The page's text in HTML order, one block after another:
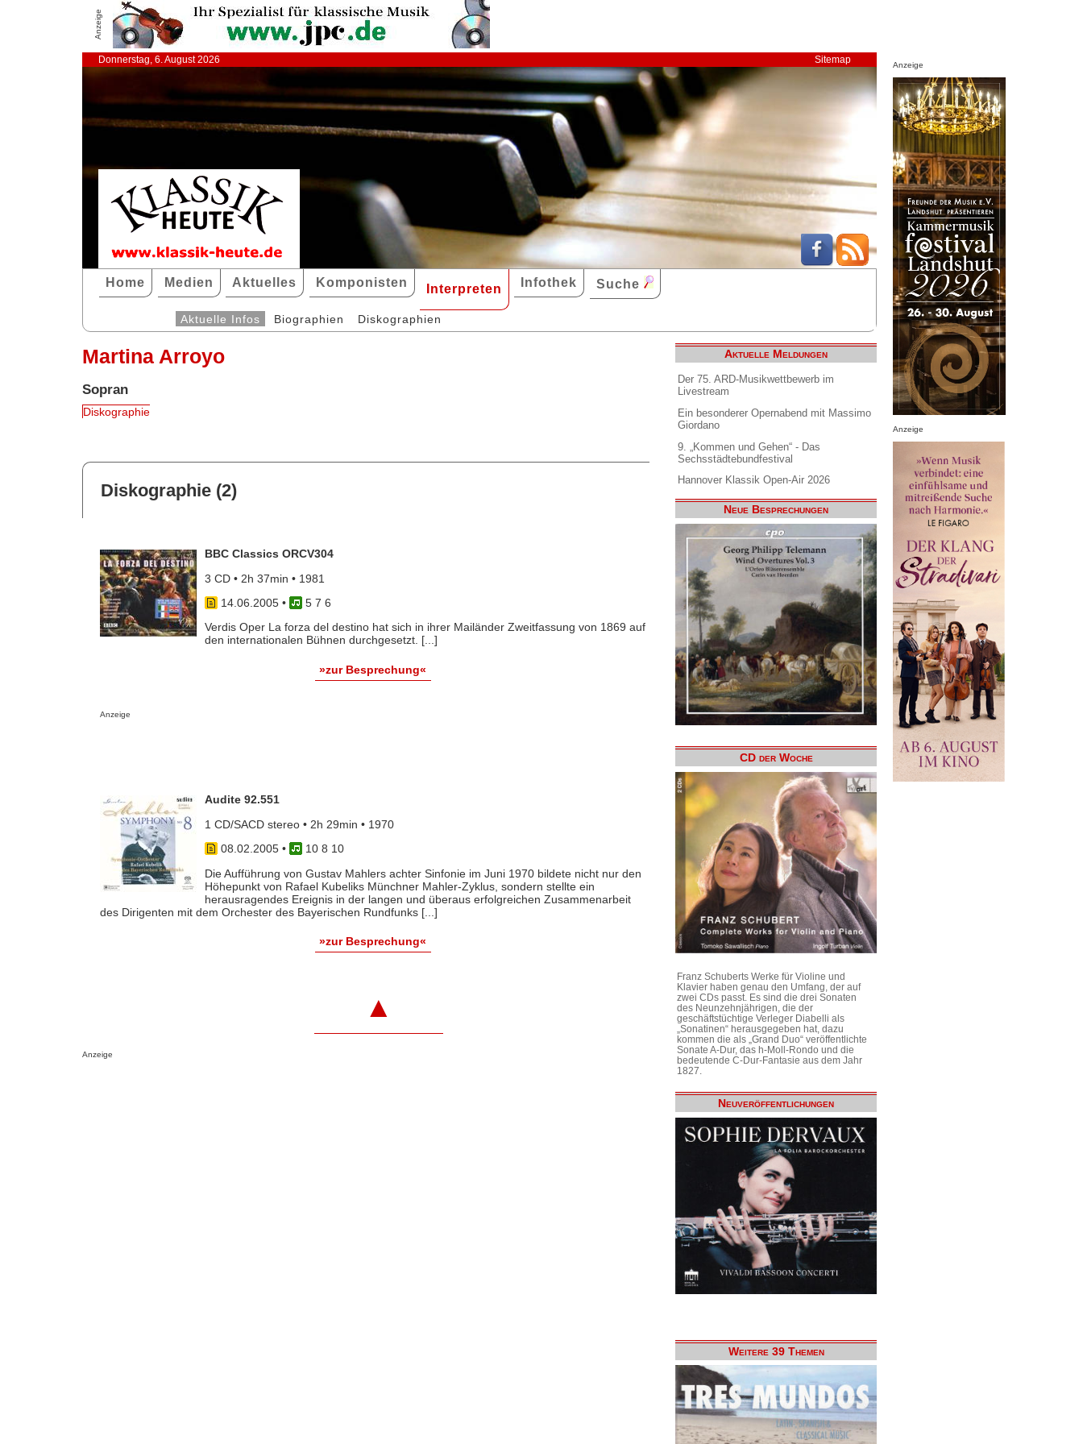
Anzeige
Donnerstag, 6. August 2026 Sitemap
Home Medien Aktuelles Komponisten Interpreten Infothek Suche
Aktuelle Infos Biographien Diskographien
Martina Arroyo
Sopran
Diskographie
Diskographie (2)
BBC Classics ORCV304
3 CD • 2h 37min • 1981
14.06.2005•
5 7 6
Verdis Oper La forza del destino hat sich in ihrer Mailänder Zweitfassung von 1869 auf
den internationalen Bühnen durchgesetzt. [...]
»zur Besprechung«
Anzeige
Audite 92.551
1 CD/SACD stereo • 2h 29min • 1970
08.02.2005•
10 8 10
Die Aufführung von Gustav Mahlers achter Sinfonie im Juni 1970 bildete nicht nur den
Höhepunkt von Rafael Kubeliks Münchner Mahler-Zyklus, sondern stellte ein
herausragendes Ereignis in der langen und überaus erfolgreichen Zusammenarbeit
des Dirigenten mit dem Orchester des Bayerischen Rundfunks [...]
»zur Besprechung«
▲
Anzeige
Aktuelle Meldungen
Der 75. ARD-Musikwettbewerb im
Livestream
Ein besonderer Opernabend mit Massimo
Giordano
9. „Kommen und Gehen“ - Das
Sechsstädtebundfestival
Hannover Klassik Open-Air 2026
Neue Besprechungen
CD der Woche
Franz Schuberts Werke für Violine und
Klavier haben genau den Umfang, der auf
zwei CDs passt. Es sind die drei Sonaten
des Neunzehnjährigen, die der
geschäftstüchtige Verleger Diabelli als
„Sonatinen“ herausgegeben hat, dazu
kommen die als „Grand Duo“ veröffentlichte
Sonate A-Dur, das h-Moll-Rondo und die
bedeutende C-Dur-Fantasie aus dem Jahr
1827.
Neuveröffentlichungen
Weitere 39 Themen
Anzeige
Anzeige